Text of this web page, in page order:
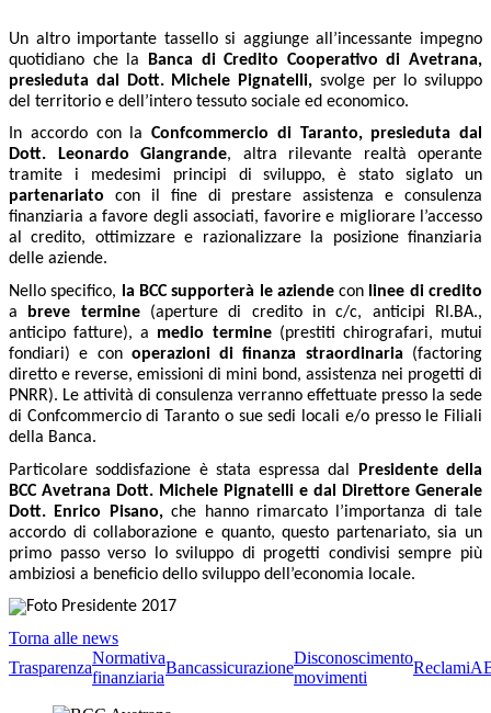
Un altro importante tassello si aggiunge all’incessante impegno
quotidiano che la
Banca di Credito Cooperativo di Avetrana,
presieduta dal Dott. Michele Pignatelli, svolge per lo sviluppo
del territorio e dell’intero tessuto sociale ed economico.
In accordo con la Confcommercio di Taranto, presieduta dal
Dott. Leonardo Giangrande, altra rilevante realtà operante
tramite i medesimi principi di sviluppo, è stato siglato un
partenariato con il fine di prestare assistenza e consulenza
finanziaria a favore degli associati, favorire e migliorare l’accesso
al credito, ottimizzare e razionalizzare la posizione finanziaria
delle aziende.
Nello specifico,
la BCC supporterà le aziendecon linee di credito
a
breve termine(aperture di credito in c/c, anticipi RI.BA.,
anticipo fatture), a medio termine(prestiti chirografari, mutui
fondiari) e con operazioni di finanza straordinaria (factoring
diretto e reverse, emissioni di mini bond, assistenza nei progetti di
PNRR). Le attività di consulenza verranno effettuate presso la sede
di Confcommercio di Taranto o sue sedi locali e/o presso le Filiali
della Banca.
Particolare soddisfazione è stata espressa dal
Presidente della
BCC Avetrana Dott. Michele Pignatelli e dal Direttore Generale
Dott. Enrico Pisano,che hanno rimarcato l’importanza di tale
accordo di collaborazione e quanto, questo partenariato, sia un
primo passo verso lo sviluppo di progetti condivisi sempre più
ambiziosi a beneficio dello sviluppo dell’economia locale.
Torna alle news
Trasparenza
Normativa
finanziaria
Bancassicurazione
Disconoscimento
movimenti
Reclami